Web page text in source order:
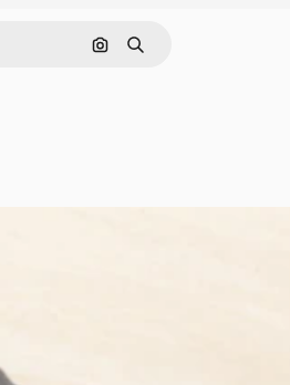
画像で検索
検索